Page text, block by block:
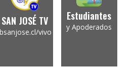
SAN JOSÉ TV
vivo
Estudiantes
y Apoderados